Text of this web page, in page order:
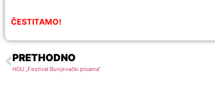
ČESTITAMO!
PRETHODNO
HGU „Festival Bunjevački pisama“